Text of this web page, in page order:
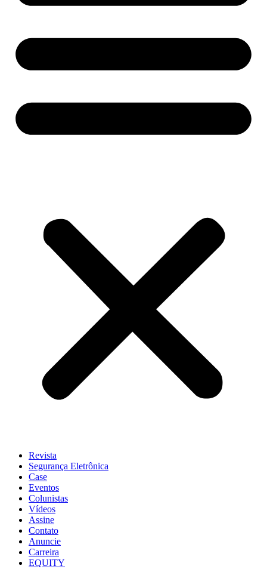
Revista
Segurança Eletrônica
Case
Eventos
Colunistas
Vídeos
Assine
Contato
Anuncie
Carreira
EQUITY